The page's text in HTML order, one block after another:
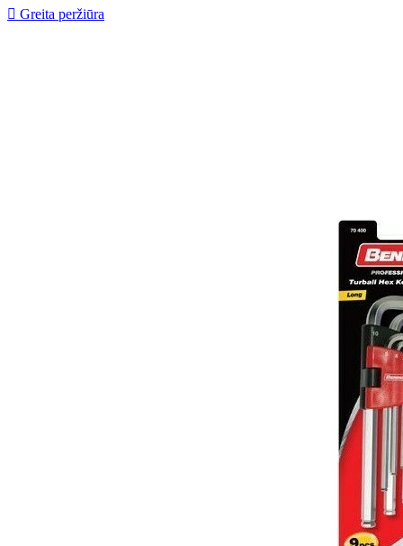
 Greita peržiūra